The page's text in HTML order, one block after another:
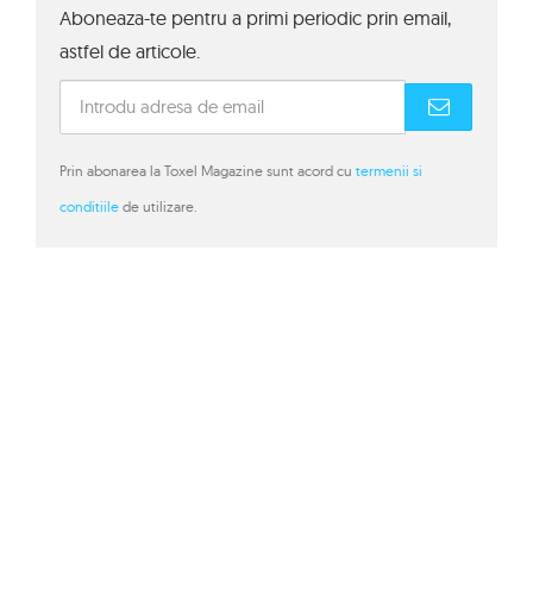
Aboneaza-te pentru a primi periodic prin email,
astfel de articole.
Prin abonarea la Toxel Magazine sunt acord cu termenii si
conditiile de utilizare.